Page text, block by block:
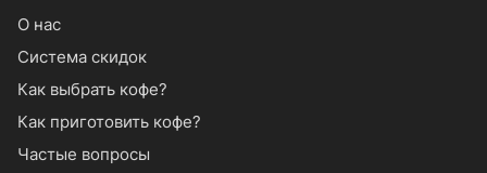
О нас
Система скидок
Как выбрать кофе?
Как приготовить кофе?
Частые вопросы